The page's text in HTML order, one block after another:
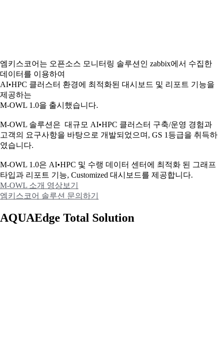
엠키스코어는 오픈소스 모니터링 솔루션인 zabbix에서 수집한
데이터를 이용하여
AI•HPC 클러스터 환경에 최적화된 대시보드 및 리포트 기능을
제공하는
M-OWL 1.0을 출시했습니다.
M-OWL 솔루션은 대규모 AI•HPC 클러스터 구축/운영 경험과
고객의 요구사항을 바탕으로 개발되었으며, GS 1등급을 취득하
였습니다.
M-OWL 1.0은 AI•HPC 및 수랭 데이터 센터에 최적화 된 그래프
타입과 리포트 기능, Customized 대시보드를 제공합니다.
M-OWL 소개 영상보기
엠키스코어 솔루션 문의하기
AQUAEdge Total Solution